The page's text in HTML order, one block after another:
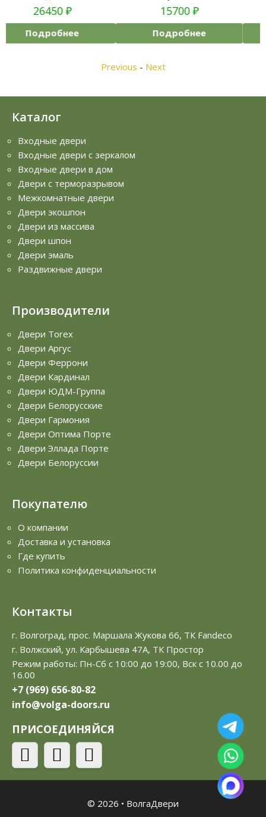
15700
Подробнее
24600
Подробнее
Previous - Next
Каталог
Входные двери
Входные двери с зеркалом
Входные двери в дом
Двери с терморазрывом
Межкомнатные двери
Двери экошпон
Двери из массива
Двери шпон
Двери эмаль
Раздвижные двери
Производители
Двери Torex
Двери Аргус
Двери Феррони
Двери Кардинал
Двери ЮДМ-Группа
Двери Белорусские
Двери Гармония
Двери Оптима Порте
Двери Эллада Порте
Двери Белоруссии
Покупателю
О компании
Доставка и установка
Где купить
Политика конфиденциальности
Контакты
г. Волгоград, прос. Маршала Жукова 66, ТК Fandeco
г. Волжский, ул. Карбышева 47А, ТК Простор
Режим работы: Пн-Сб с 10:00 до 19:00, Вск с 10.00 до
16.00
+7 (969) 656-80-82
info@volga-doors.ru
ПРИСОЕДИНЯЙСЯ
© 2026 • ВолгаДвери